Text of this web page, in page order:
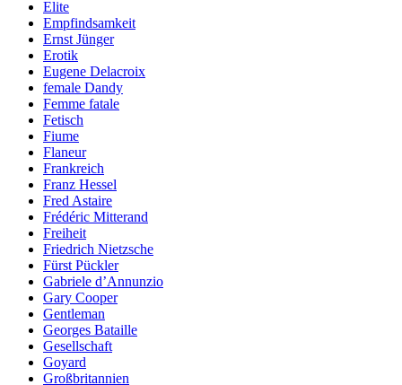
Elite
Empfindsamkeit
Ernst Jünger
Erotik
Eugene Delacroix
female Dandy
Femme fatale
Fetisch
Fiume
Flaneur
Frankreich
Franz Hessel
Fred Astaire
Frédéric Mitterand
Freiheit
Friedrich Nietzsche
Fürst Pückler
Gabriele d’Annunzio
Gary Cooper
Gentleman
Georges Bataille
Gesellschaft
Goyard
Großbritannien